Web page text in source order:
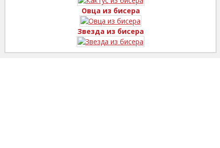
Овца из бисера
Звезда из бисера